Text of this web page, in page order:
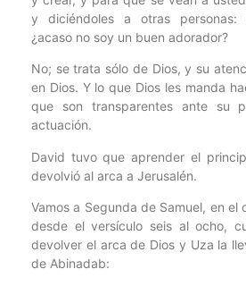
y diciéndoles a otras personas:
¿acaso no soy un buen adorador?
No; se trata sólo de Dios, y su
en Dios. Y lo que Dios les manda
que son transparentes ante su
actuación.
David tuvo que aprender el
devolvió al arca a Jerusalén.
Vamos a Segunda de Samuel, en el
desde el versículo seis al ocho,
devolver el arca de Dios y Uza la
de Abinadab: